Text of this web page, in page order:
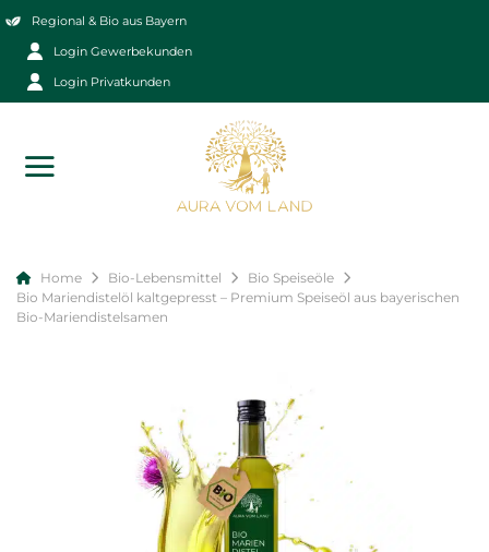
Zum
Inhalt
springen
Regional & Bio aus Bayern
Login Gewerbekunden
Login Privatkunden
Home Bio-Lebensmittel
Bio Speiseöle
Bio Mariendistelöl kaltgepresst – Premium Speiseöl aus bayerischen
Bio-Mariendistelsamen